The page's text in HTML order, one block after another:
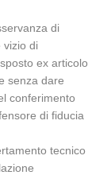
di
vizio di
ex articolo
senza dare
conferimento
di fiducia
tecnico